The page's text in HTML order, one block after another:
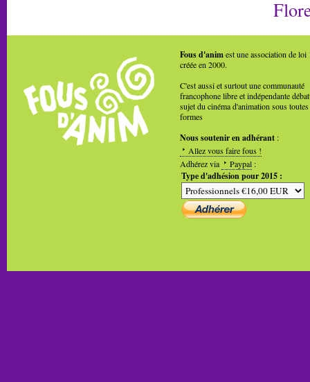
Fous d'animest une association de loi
créée en 2000.
C'est aussi et surtout une communauté
francophone libre et indépendante
sujet du cinéma d'animation sous toutes
formes
Nous soutenir en adhérant :
Allez vous faire fous !
Adhérez via
Paypal :
Type d'adhésion pour 2015 :